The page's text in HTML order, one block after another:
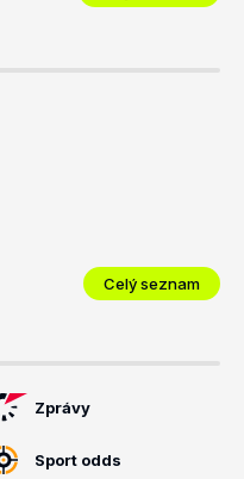
Celý seznam
Zprávy
Sport odds